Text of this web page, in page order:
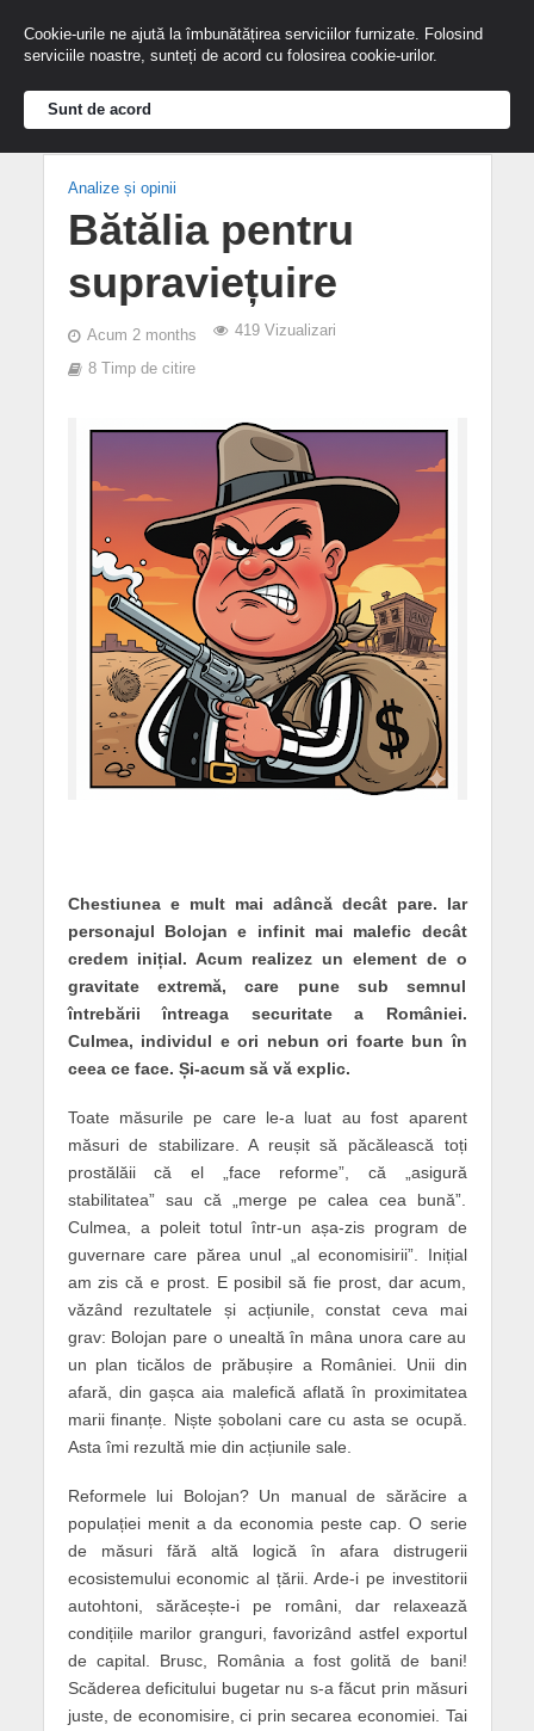
Analize și opinii
Bătălia pentru
supraviețuire
Acum 2 months 419 Vizualizari
8 Timp de citire
Chestiunea e mult mai adâncă decât pare. Iar
personajul Bolojan e infinit mai malefic decât
credem inițial. Acum realizez un element de o
gravitate extremă, care pune sub semnul
întrebării întreaga securitate a României.
Culmea, individul e ori nebun ori foarte bun în
ceea ce face. Și-acum să vă explic.
Toate măsurile pe care le-a luat au fost aparent
măsuri de stabilizare. A reușit să păcălească toți
prostălăii că el „face reforme”, că „asigură
stabilitatea” sau că „merge pe calea cea bună”.
Culmea, a poleit totul într-un așa-zis program de
guvernare care părea unul „al economisirii”. Inițial
am zis că e prost. E posibil să fie prost, dar acum,
văzând rezultatele și acțiunile, constat ceva mai
grav: Bolojan pare o unealtă în mâna unora care au
un plan ticălos de prăbușire a României. Unii din
afară, din gașca aia malefică aflată în proximitatea
marii finanțe. Niște șobolani care cu asta se ocupă.
Asta îmi rezultă mie din acțiunile sale.
Reformele lui Bolojan? Un manual de sărăcire a
populației menit a da economia peste cap. O serie
de măsuri fără altă logică în afara distrugerii
ecosistemului economic al țării. Arde-i pe investitorii
autohtoni, sărăcește-i pe români, dar relaxează
condițiile marilor granguri, favorizând astfel exportul
de capital. Brusc, România a fost golită de bani!
Scăderea deficitului bugetar nu s-a făcut prin măsuri
juste, de economisire, ci prin secarea economiei. Tai
Cookie-urile ne ajută la îmbunătățirea serviciilor furnizate. Folosind
serviciile noastre, sunteți de acord cu folosirea cookie-urilor.
Sunt de acord